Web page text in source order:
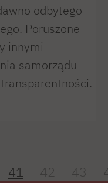
odbytego
Poruszone
innymi
samorządu
41 42 43